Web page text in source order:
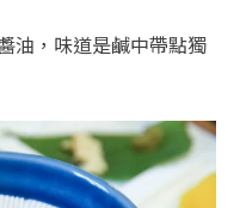
油，味道是鹹中帶點獨